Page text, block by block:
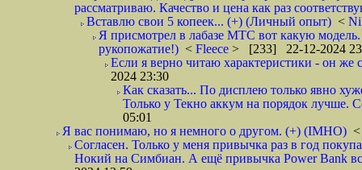
рассматриваю. Качество и цена как раз
Вставлю свои 5 копеек... (+) (Личный опыт) <
Я присмотрел в лабазе МТС вот какую
рукопожатие!) < Fleece > [233] 22-12-2024
Если я верно читаю характеристики - он
2024 23:30
Как сказать... По дисплею только явно
Только у Текно аккум на порядок лучше.
05:01
Я вас понимаю, но я немного о другом. (+) (IMHO)
Согласен. Только у меня привычка раз в год
Нокий на Симбиан. А ещё привычка Power Bank